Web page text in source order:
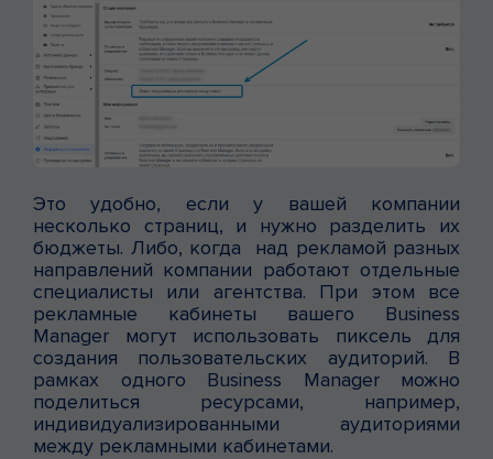
Это удобно, если у вашей компании
несколько страниц, и нужно разделить их
бюджеты. Либо, когда над рекламой разных
направлений компании работают отдельные
специалисты или агентства. При этом все
рекламные кабинеты вашего Business
Manager могут использовать пиксель для
создания пользовательских аудиторий. В
рамках одного Business Manager можно
поделиться ресурсами, например,
индивидуализированными аудиториями
между рекламными кабинетами.